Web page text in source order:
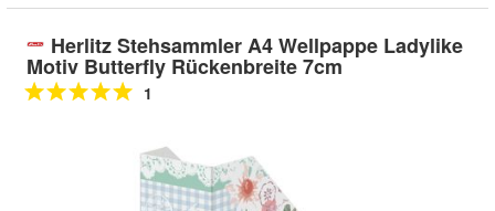
Herlitz Stehsammler A4 Wellpappe Ladylike
Motiv Butterfly Rückenbreite 7cm
1